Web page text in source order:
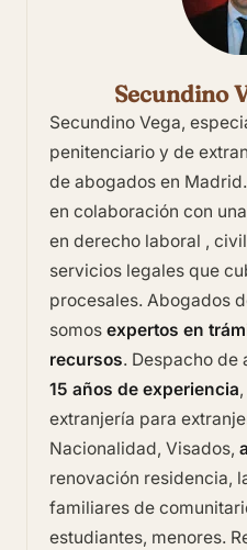
Secundino
Secundino Vega,
penitenciario y de
de abogados en
en colaboración con
en derecho laboral ,
servicios legales que
procesales. Abogados
somos expertos en
recursos. Despacho de
15 años de experiencia
extranjería para
Nacionalidad, Visados,
renovación residencia,
familiares de
estudiantes, menores.